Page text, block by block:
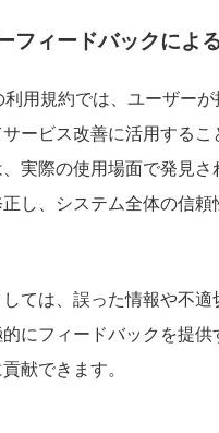
フィードバックによ
利用規約では、ユーザー
ービス改善に活用するこ
実際の使用場面で発見さ
し、システム全体の信頼
ては、誤った情報や不適
にフィードバックを提供
献できます。